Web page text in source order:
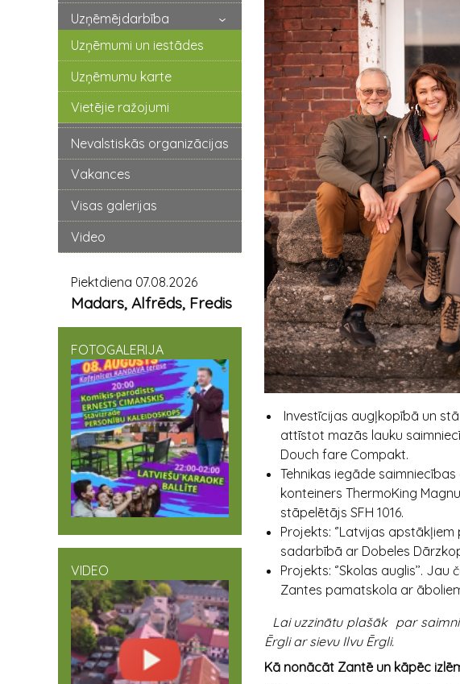
Uzņēmējdarbība
Uzņēmumi un iestādes
Uzņēmumu karte
Vietējie ražojumi
Nevalstiskās organizācijas
Vakances
Visas galerijas
Video
Piektdiena 07.08.2026
Madars, Alfrēds, Fredis
FOTOGALERIJA
VIDEO
Investīcijas augļkopībā un
attīstot mazās lauku
Douch fare Compakt.
Tehnikas iegāde
konteiners ThermoKing
stāpelētājs SFH 1016.
Projekts: ‘’Latvijas
sadarbībā ar Dobeles
Projekts: ‘’Skolas auglis’’.
Zantes pamatskola ar
Lai uzzinātu plašāk par
Ērgli ar sievu Ilvu Ērgli.
Kā nonācāt Zantē un kāpēc